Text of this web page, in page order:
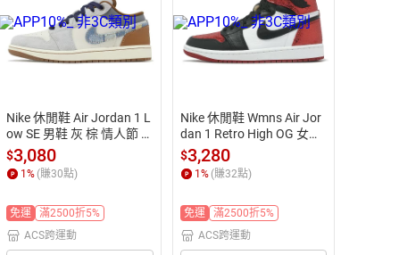
Nike 休閒鞋 Air Jordan 1 L
ow SE 男鞋 灰 棕 情人節 R
epaired Denim
$3,080
1% (賺30點)
免運
滿2500折5%
ACS跨運動
Nike 休閒鞋 Wmns Air Jor
dan 1 Retro High OG 女鞋
男鞋 Ruby 紅黑
$3,280
1% (賺32點)
免運
滿2500折5%
ACS跨運動